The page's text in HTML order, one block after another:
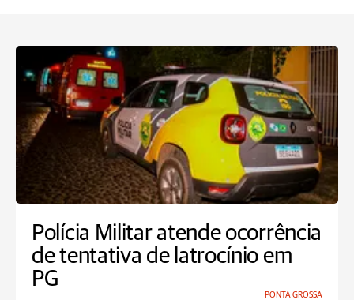
Polícia Militar atende ocorrência
de tentativa de latrocínio em
PG
PONTA GROSSA